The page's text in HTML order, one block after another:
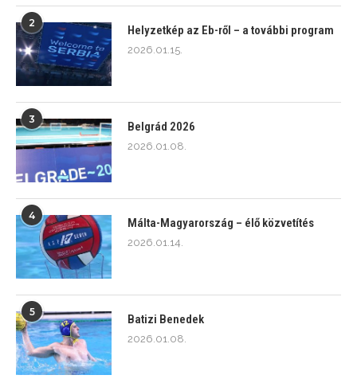
2
Helyzetkép az Eb-ről – a további program
2026.01.15.
3
Belgrád 2026
2026.01.08.
4
Málta-Magyarország – élő közvetítés
2026.01.14.
5
Batizi Benedek
2026.01.08.